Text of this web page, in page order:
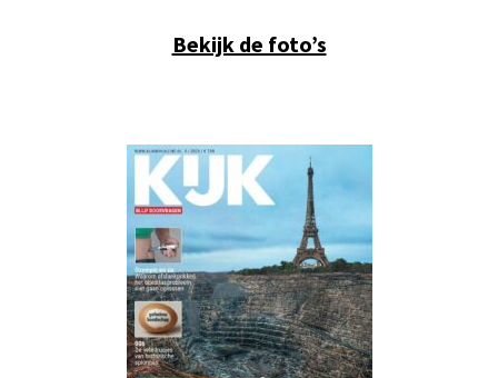
Bekijk de foto’s